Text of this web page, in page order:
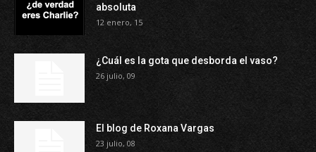
absoluta
12 enero, 15
¿Cuál es la gota que desborda el vaso?
26 julio, 09
El blog de Roxana Vargas
23 julio, 08